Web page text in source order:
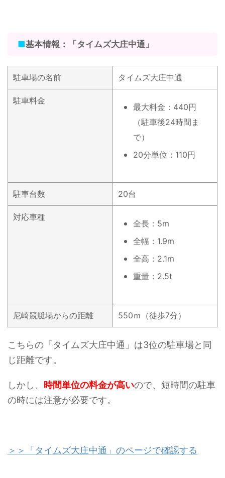
■基本情報：「タイムズ大庄中通」
駐車場の名前 タイムズ大庄中通
駐車料金
最大料金：440円
（駐車後24時間ま
で）
20分単位：110円
駐車台数 20台
対応車種
全長：5m
全幅：1.9m
全高：2.1m
重量：2.5t
尼崎競艇場からの距離 550ｍ（徒歩7分）
こちらの「タイムズ大庄中通」は3位の駐車場と同
じ距離です。
しかし、 時間単位の料金が高いので、短時間の駐車
の時には注意が必要です。
＞＞「タイムズ大庄中通」のページで確認する